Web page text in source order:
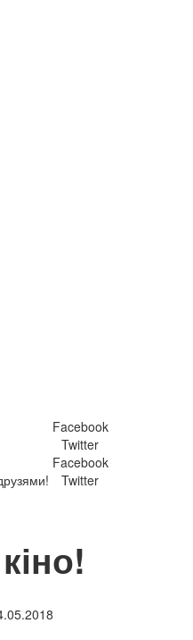
Facebook
Twitter
Facebook
Twitter